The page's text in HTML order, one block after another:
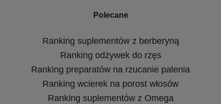
Polecane
Ranking suplementów z berberyną
Ranking odżywek do rzęs
Ranking preparatów na rzucanie palenia
Ranking wcierek na porost włosów
Ranking suplementów z Omega